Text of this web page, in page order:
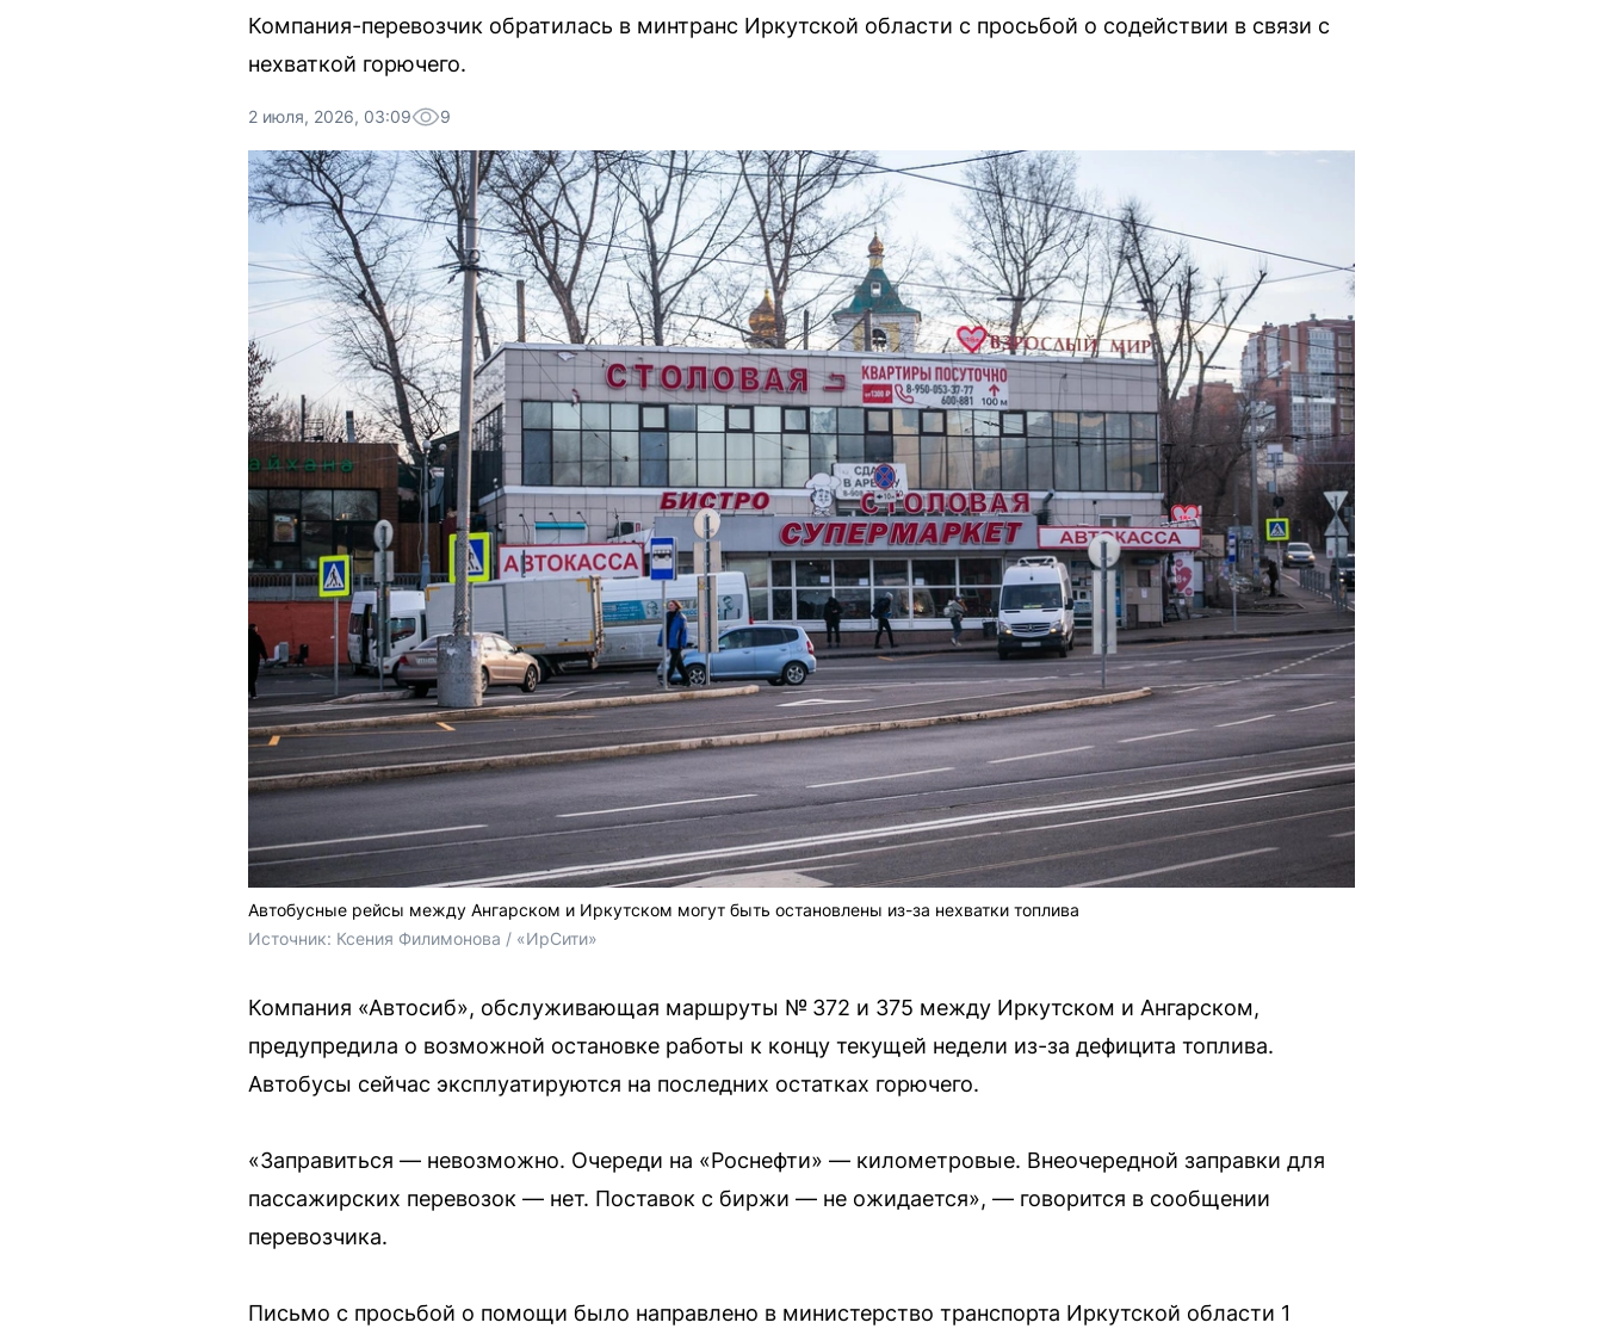
Компания-перевозчик обратилась в минтранс Иркутской области с просьбой о содействии в связи с
нехваткой горючего.
2 июля, 2026, 03:09 9
Автобусные рейсы между Ангарском и Иркутском могут быть остановлены из-за нехватки топлива
Источник: Ксения Филимонова / «ИрСити»
Компания «Автосиб», обслуживающая маршруты № 372 и 375 между Иркутском и Ангарском,
предупредила о возможной остановке работы к концу текущей недели из-за дефицита топлива.
Автобусы сейчас эксплуатируются на последних остатках горючего.
«Заправиться — невозможно. Очереди на «Роснефти» — километровые. Внеочередной заправки для
пассажирских перевозок — нет. Поставок с биржи — не ожидается», — говорится в сообщении
перевозчика.
Письмо с просьбой о помощи было направлено в министерство транспорта Иркутской области 1